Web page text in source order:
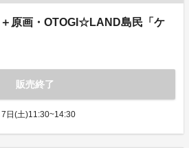
原画・OTOGI☆LAND島民「ケ
販売終了
日(土)11:30~14:30